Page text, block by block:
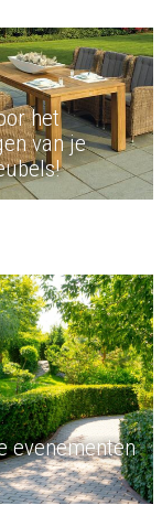
het
van je
evenementen